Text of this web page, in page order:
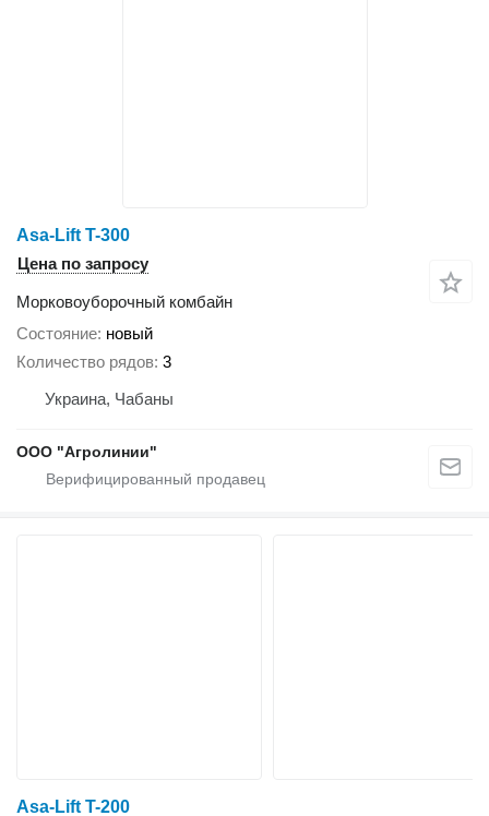
Asa-Lift T-300
Цена по запросу
Морковоуборочный комбайн
Состояние новый
Количество рядов 3
Украина, Чабаны
ООО "Агролинии"
Asa-Lift T-200